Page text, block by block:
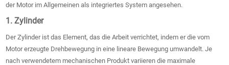
der Motor im Allgemeinen als integriertes System angesehen.
1. Zylinder
Der Zylinder ist das Element, das die Arbeit verrichtet, indem er die vom
Motor erzeugte Drehbewegung in eine lineare Bewegung umwandelt. Je
nach verwendetem mechanischen Produkt variieren die maximale